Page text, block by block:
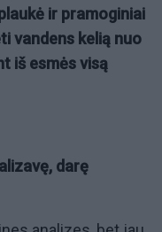
ir pramoginiai
vandens kelią nuo
iš esmės visą
darę